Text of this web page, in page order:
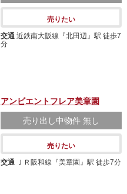
売りたい
交通 近鉄南大阪線『北田辺』駅 徒歩7
分
アンビエントフレア美章園
売り出し中物件 無し
売りたい
交通 ＪＲ阪和線『美章園』駅 徒歩7分